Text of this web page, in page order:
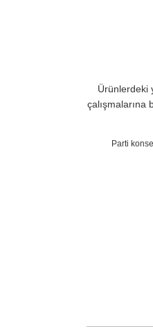
Ürünlerdeki
çalışmalarına
Parti